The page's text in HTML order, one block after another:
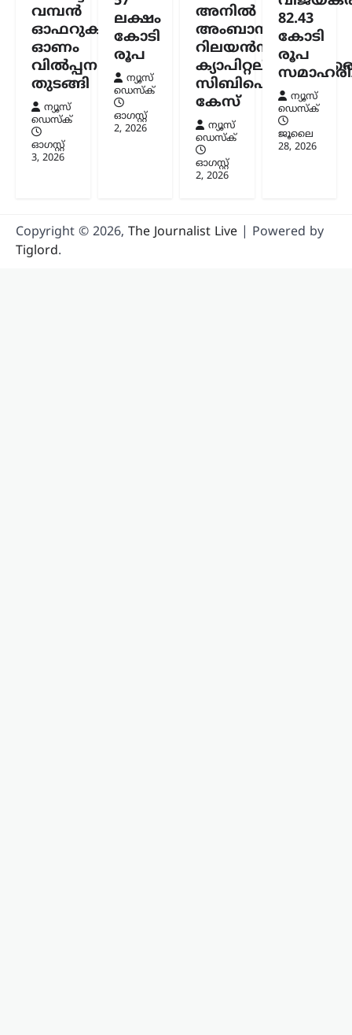
വമ്പൻ
ഓഫറുകളുമായി
ഓണം
വിൽപ്പന
തുടങ്ങി
ന്യൂസ്
ഡെസ്ക്
ഓഗസ്റ്റ്‌
3, 2026
ലക്ഷം
കോടി
രൂപ
ന്യൂസ്
ഡെസ്ക്
ഓഗസ്റ്റ്‌
2, 2026
അനിൽ
അംബാനിക്കും
റിലയൻസ്
സിബിഐ
കേസ്
ന്യൂസ്
ഡെസ്ക്
ഓഗസ്റ്റ്‌
2, 2026
82.43
കോടി
രൂപ
ന്യൂസ്
ഡെസ്ക്
ജൂലൈ
28, 2026
Copyright © 2026, The Journalist Live | Powered by
Tiglord.